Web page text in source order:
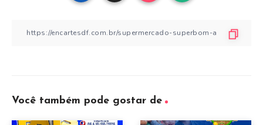
Você também pode gostar de